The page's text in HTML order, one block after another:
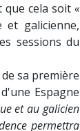
que cela soit «
et galicienne,
sessions du
sa première
Espagne
et au galicien
permettra